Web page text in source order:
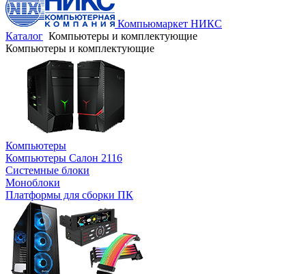
Компьюмаркет НИКС
Каталог Компьютеры и комплектующие
Компьютеры и комплектующие
Компьютеры
Компьютеры Салон 2116
Системные блоки
Моноблоки
Платформы для сборки ПК